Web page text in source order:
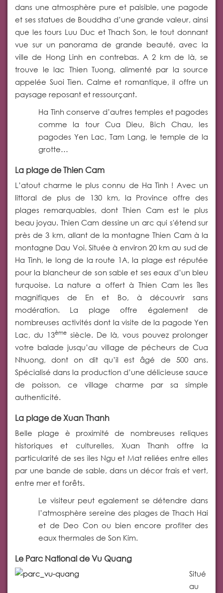
dans une atmosphère pure et paisible, une pagode
et ses statues de Bouddha d’une grande valeur, ainsi
que les tours Luu Duc et Thach Son, le tout donnant
vue sur un panorama de grande beauté, avec la
ville de Hong Linh en contrebas. A 2 km de là, se
trouve le lac Thien Tuong, alimenté par la source
appelée Suoi Tien. Calme et romantique, il offre un
paysage reposant et ressourçant.
Ha Tinh conserve d’autres temples et pagodes
comme la tour Cua Dieu, Bich Chau, les
pagodes Yen Lac, Tam Lang, le temple de la
grotte…
La plage de Thien Cam
L’atout charme le plus connu de Ha Tinh ! Avec un
littoral de plus de 130 km, la Province offre des
plages remarquables, dont Thien Cam est le plus
beau joyau. Thien Cam dessine un arc qui s'étend sur
près de 3 km, allant de la montagne Thien Cam à la
montagne Dau Voi. Située à environ 20 km au sud de
Ha Tinh, le long de la route 1A, la plage est réputée
pour la blancheur de son sable et ses eaux d’un bleu
turquoise. La nature a offert à Thien Cam les îles
magnifiques de En et Bo, à découvrir sans
modération. La plage offre également de
nombreuses activités dont la visite de la pagode Yen
Lac, du 13ème siècle. De là, vous pouvez prolonger
votre balade jusqu’au village de pécheurs de Cua
Nhuong, dont on dit qu’il est âgé de 500 ans.
Spécialisé dans la production d’une délicieuse sauce
de poisson, ce village charme par sa simple
authenticité.
La plage de Xuan Thanh
Belle plage è proximité de nombreuses reliques
historiques et culturelles, Xuan Thanh offre la
particularité de ses iles Ngu et Mat reliées entre elles
par une bande de sable, dans un décor frais et vert,
entre mer et forêts.
Le visiteur peut egalement se détendre dans
l’atmosphère sereine des plages de Thach Hai
et de Deo Con ou bien encore profiter des
eaux thermales de Son Kim.
Le Parc National de Vu Quang
Situé
au